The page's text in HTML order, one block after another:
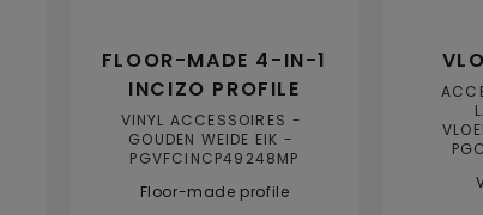
FLOOR-MADE 4-IN-1
INCIZO PROFILE
VINYL ACCESSOIRES
GOUDEN WEIDE EIK
PGVFCINCP49248MP
Floor-made profile